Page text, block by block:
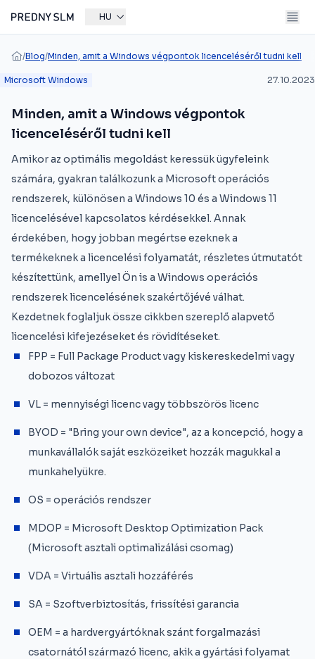
HU
/Blog/Minden, amit a Windows végpontok licenceléséről tudni kell
Microsoft Windows 27.10.2023
Minden, amit a Windows végpontok
licenceléséről tudni kell
Amikor az optimális megoldást keressük ügyfeleink
számára, gyakran találkozunk a Microsoft operációs
rendszerek, különösen a Windows 10 és a Windows 11
licencelésével kapcsolatos kérdésekkel. Annak
érdekében, hogy jobban megértse ezeknek a
termékeknek a licencelési folyamatát, részletes útmutatót
készítettünk, amellyel Ön is a Windows operációs
rendszerek licencelésének szakértőjévé válhat.
Kezdetnek foglaljuk össze cikkben szereplő alapvető
licencelési kifejezéseket és rövidítéseket.
FPP = Full Package Product vagy kiskereskedelmi vagy
dobozos változat
VL = mennyiségi licenc vagy többszörös licenc
BYOD = "Bring your own device", az a koncepció, hogy a
munkavállalók saját eszközeiket hozzák magukkal a
munkahelyükre.
OS = operációs rendszer
MDOP = Microsoft Desktop Optimization Pack
(Microsoft asztali optimalizálási csomag)
VDA = Virtuális asztali hozzáférés
SA = Szoftverbiztosítás, frissítési garancia
OEM = a hardvergyártóknak szánt forgalmazási
csatornától származó licenc, akik a gyártási folyamat